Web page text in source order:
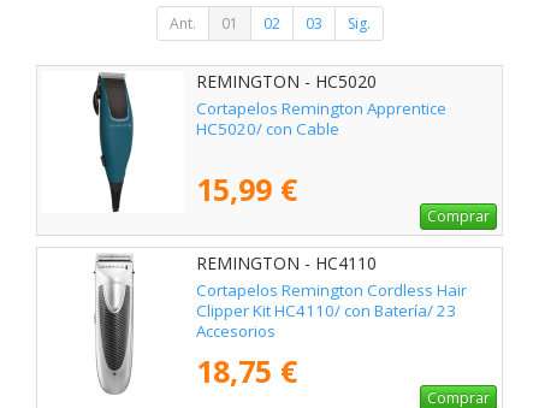
Ant. 01 02 03 Sig.
REMINGTON - HC5020
Cortapelos Remington Apprentice
HC5020/ con Cable
15,99 €
Comprar
REMINGTON - HC4110
Cortapelos Remington Cordless Hair
Clipper Kit HC4110/ con Batería/ 23
Accesorios
18,75 €
Comprar